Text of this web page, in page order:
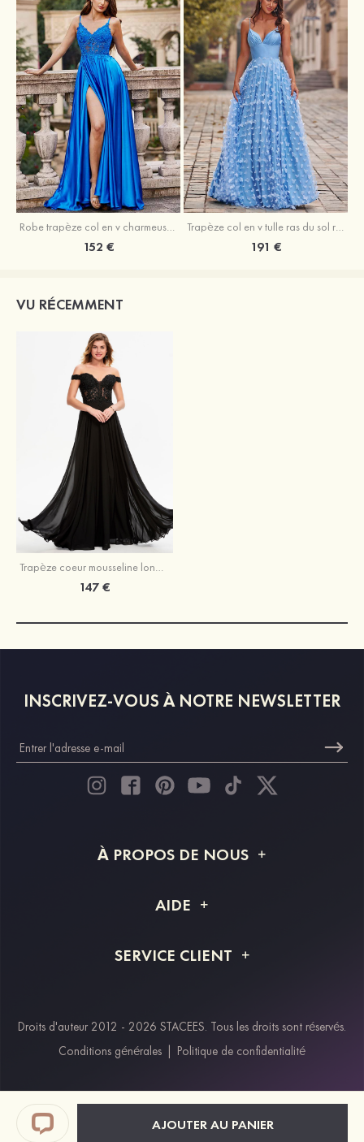
AJOUTER AU PANIER
152 € 191 €
VU RÉCEMMENT
Trapèze coeur mousseline long/ras du sol robe de bal avec appliqued sequins beading
147 €
INSCRIVEZ-VOUS À NOTRE NEWSLETTER
À PROPOS DE NOUS
Livraison
AIDE
Retour et remboursement
SERVICE CLIENT
Modes de paiement
Klarna
Paypal
Réductions étudiants & travailleurs essentiels
Droits d'auteur 2012 - 2026 STACEES. Tous les droits sont réservés.
Conditions générales | Politique de confidentialité